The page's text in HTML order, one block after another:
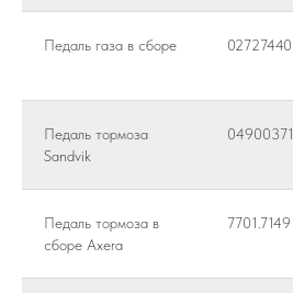
Педаль газа в сборе 02727440
Педаль тормоза
Sandvik
04900371
Педаль тормоза в
сборе Axera
7701.7149
Хабаровский район, с. Тополево, ул.
КАТАЛОГ
Экскаваторы
Фронтальные погрузчики
Дорожные катки
Техника в Благовещенске
Спецтехника SHACMAN